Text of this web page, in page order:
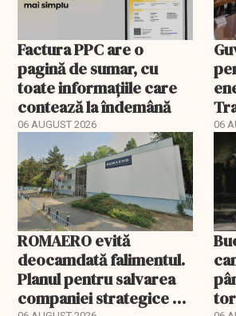
Factura PPC are o
pagină de sumar, cu
toate informațiile care
contează la îndemână
06 AUGUST 2026 06
ROMAERO evită
deocamdată falimentul.
Planul pentru salvarea
companiei strategice a